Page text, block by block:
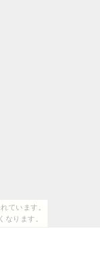
ています。
なります。